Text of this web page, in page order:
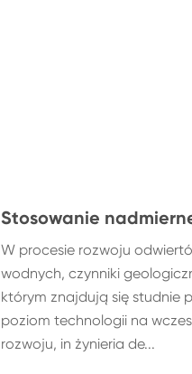
Stosowanie
W procesie rozwoju
wodnych, czynniki
którym znajdują się studnie
poziom technologii na
rozwoju, in żynieria de...